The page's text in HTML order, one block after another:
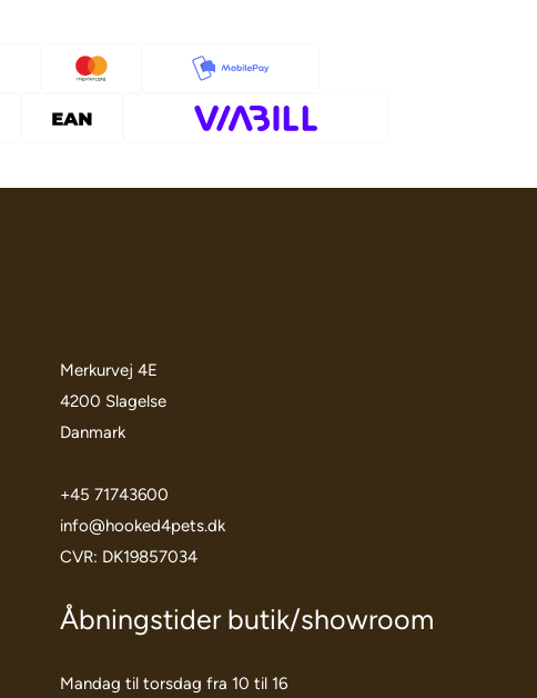
Merkurvej 4E
4200 Slagelse
Danmark
+45 71743600
info@hooked4pets.dk
CVR: DK19857034
Åbningstider butik/showroom
Mandag til torsdag fra 10 til 16